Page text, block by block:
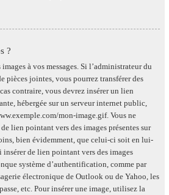
?
à vos messages. Si l’administrateur du
pièces jointes, vous pourrez transférer des
contraire, vous devrez insérer un lien
hébergée sur un serveur internet public,
mon-image.gif. Vous ne
lien pointant vers des images présentes sur
bien évidemment, que celui-ci soit en lui-
de lien pointant vers des images
système d’authentification, comme par
électronique de Outlook ou de Yahoo, les
etc. Pour insérer une image, utilisez la